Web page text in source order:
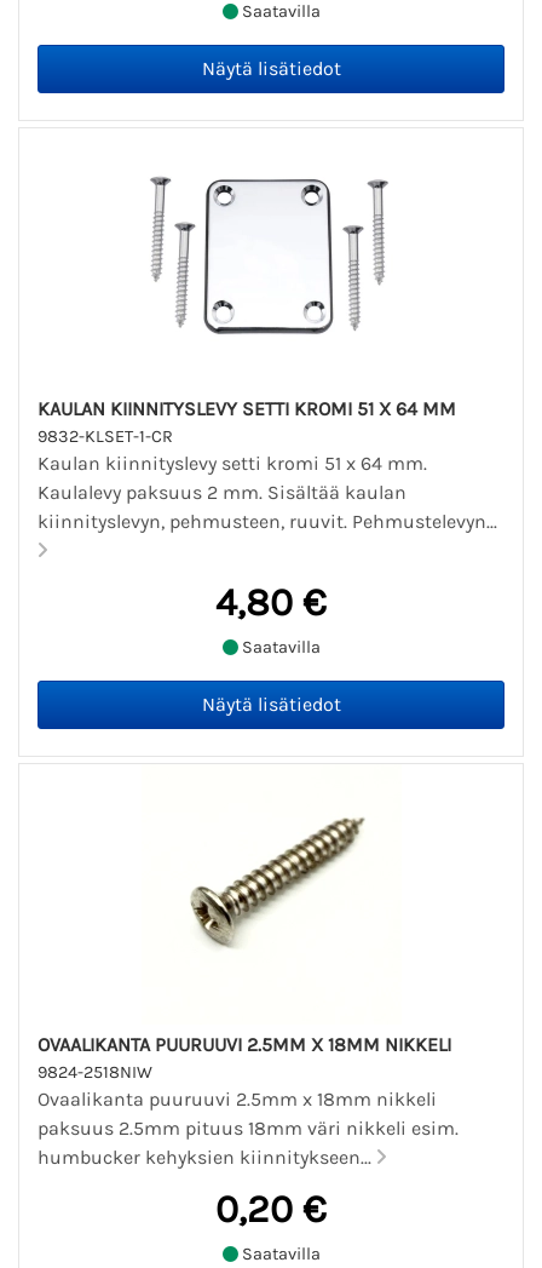
Saatavilla
KAULAN KIINNITYSLEVY SETTI KROMI 51 X 64 MM
9832-KLSET-1-CR
Kaulan kiinnityslevy setti kromi 51 x 64 mm.
Kaulalevy paksuus 2 mm. Sisältää kaulan
kiinnityslevyn, pehmusteen, ruuvit. Pehmustelevyn...
4,80 €
Saatavilla
OVAALIKANTA PUURUUVI 2.5MM X 18MM NIKKELI
9824-2518NIW
Ovaalikanta puuruuvi 2.5mm x 18mm nikkeli
paksuus 2.5mm pituus 18mm väri nikkeli esim.
humbucker kehyksien kiinnitykseen...
0,20 €
Saatavilla